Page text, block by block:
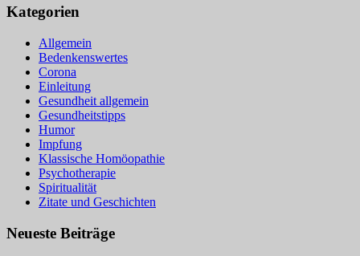
Kategorien
Allgemein
Bedenkenswertes
Corona
Einleitung
Gesundheit allgemein
Gesundheitstipps
Humor
Impfung
Klassische Homöopathie
Psychotherapie
Spiritualität
Zitate und Geschichten
Neueste Beiträge